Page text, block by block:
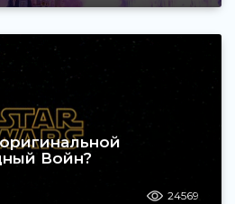
Войн?
24569